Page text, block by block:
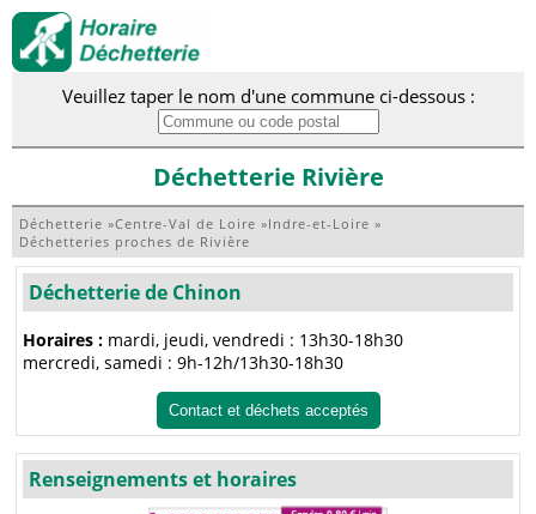
Veuillez taper le nom d'une commune ci-dessous :
Déchetterie Rivière
Déchetterie »Centre-Val de Loire »Indre-et-Loire »
Déchetteries proches de Rivière
Déchetterie de Chinon
Horaires : mardi, jeudi, vendredi : 13h30-18h30
mercredi, samedi : 9h-12h/13h30-18h30
Contact et déchets acceptés
Renseignements et horaires